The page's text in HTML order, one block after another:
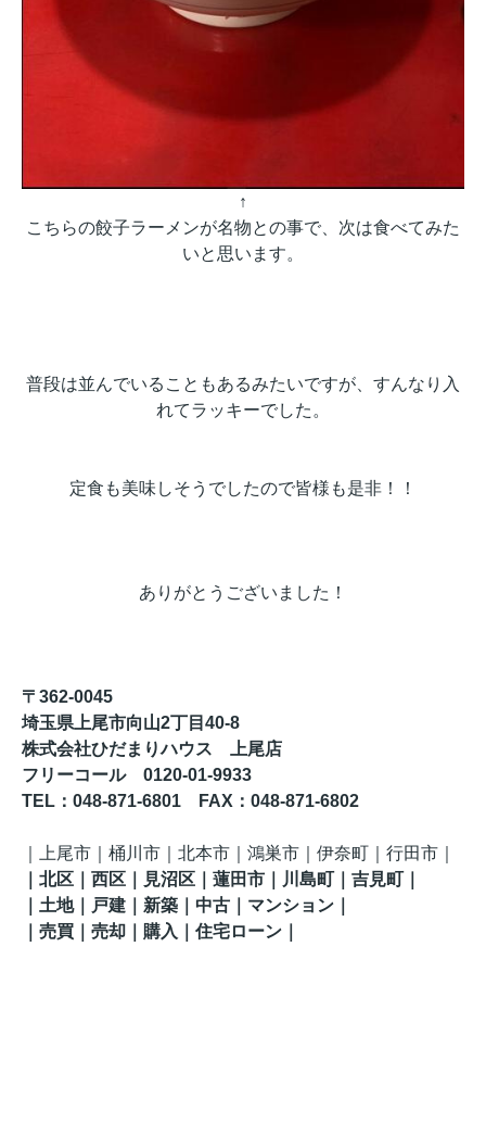
↑
こちらの餃子ラーメンが名物との事で、次は食べてみた
いと思います。
普段は並んでいることもあるみたいですが、すんなり入
れてラッキーでした。
定食も美味しそうでしたので皆様も是非！！
ありがとうございました！
〒362-0045
埼玉県上尾市向山2丁目40-8
株式会社ひだまりハウス 上尾店
フリーコール 0120-01-9933
TEL ：048-871-6801 FAX ： 048-871-6802
上尾市｜桶川市｜北本市｜鴻巣市｜伊奈町 ｜行田市
北区 ｜西区｜見沼区 ｜蓮田市 ｜川島町 ｜吉見町
｜土地｜戸建｜新築｜中古｜マンション｜
｜売買｜売却｜購入｜住宅ローン｜